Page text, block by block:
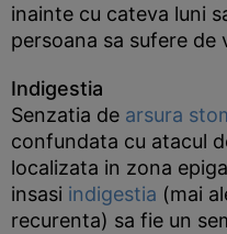
inainte cu cateva luni
persoana sa sufere de
Indigestia
Senzatia de arsura
confundata cu atacul
localizata in zona
insasi indigestia (mai
recurenta) sa fie un